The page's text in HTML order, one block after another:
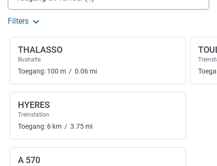
Filters
THALASSO
Bushalte
Toegang: 100 m / 0.06 mi
HYERES
Treinstation
Toegang: 6 km / 3.75 mi
A 570